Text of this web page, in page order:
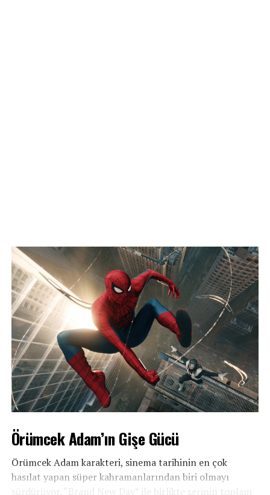
Örümcek Adam’ın Gişe Gücü
Örümcek Adam karakteri, sinema tarihinin en çok
hasılat yapan süper kahramanlarından biri olmayı
sürdürüyor. “Brand New Day” ile birlikte serinin toplam